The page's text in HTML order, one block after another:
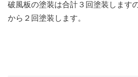
破風板の塗装は合計３回塗装します
から２回塗装します。